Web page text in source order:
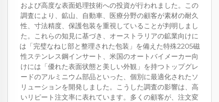
および高度な表面処理技術への投資が行われました。この
調査により、鉱山、自動車、医療分野の顧客が素材の耐久
性、寸法精度、保護包装を重視していることが判明しまし
た。これらの知見に基づき、オーストラリアの鉱業向けに
は「完璧なねじ部と整理された包装」を備えた特殊2205磁
性ステンレス鋼インサート、米国のオートバイメーカー向
けには「優れた表面状態と美しい外観」を持つトップグレ
ードのアルミニウム部品といった、個別に最適化されたソ
リューションを開発しました。こうした調査の影響は、高
いリピート注文率に表れています。多くの顧客が、注文変